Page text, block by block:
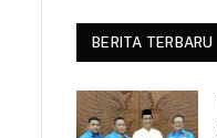
BERITA TERBARU